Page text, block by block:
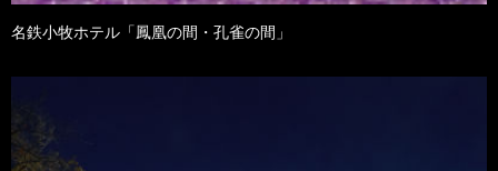
名鉄小牧ホテル「鳳凰の間・孔雀の間」